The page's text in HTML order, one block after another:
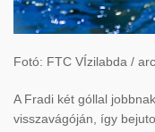
Fotó: FTC VÍzilabda /
A Fradi két góllal
visszavágóján, így